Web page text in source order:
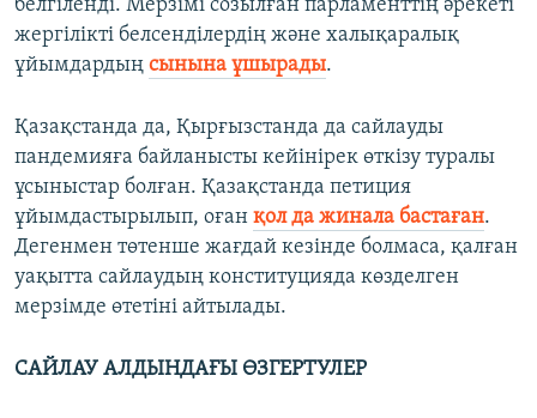
белгіленді. Мерзімі созылған парламенттің әрекеті
жергілікті белсенділердің және халықаралық
ұйымдардың сынына ұшырады.
Қазақстанда да, Қырғызстанда да сайлауды
пандемияға байланысты кейінірек өткізу туралы
ұсыныстар болған. Қазақстанда петиция
ұйымдастырылып, оған қол да жинала бастаған.
Дегенмен төтенше жағдай кезінде болмаса, қалған
уақытта сайлаудың конституцияда көзделген
мерзімде өтетіні айтылады.
САЙЛАУ АЛДЫНДАҒЫ ӨЗГЕРТУЛЕР